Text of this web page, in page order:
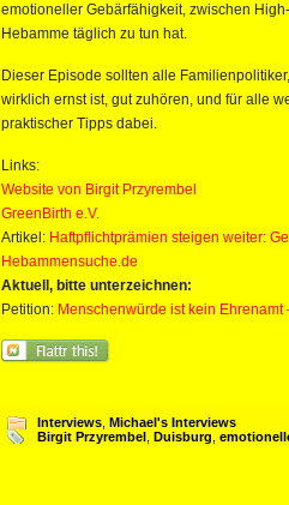
emotioneller Gebärfähigkeit, zwischen
Hebamme täglich zu tun hat.
Dieser Episode sollten alle
wirklich ernst ist, gut zuhören, und für alle
praktischer Tipps dabei.
Links:
Website von Birgit Przyrembel
GreenBirth e.V.
Artikel: Haftpflichtprämien steigen weiter:
Hebammensuche.de
Aktuell, bitte unterzeichnen:
Petition: Menschenwürde ist kein
Interviews Michael's Interviews
Birgit Przyrembel Duisburg